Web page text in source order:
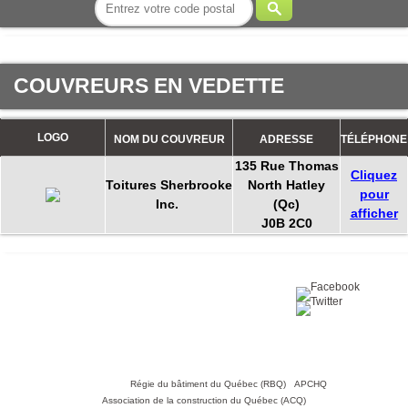
COUVREURS EN VEDETTE
LOGO NOM DU COUVREUR ADRESSE TÉLÉPHONE
Toitures Sherbrooke
Inc.
135 Rue Thomas
North Hatley
(Qc)
J0B 2C0
Cliquez
pour
afficher
Régie du bâtiment du Québec (RBQ)• APCHQ•
Association de la construction du Québec (ACQ)